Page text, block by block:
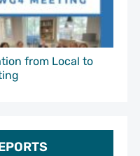
from Local to